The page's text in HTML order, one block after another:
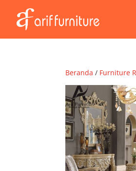
Beranda / Furniture